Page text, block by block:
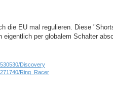
die EU mal regulieren. Diese
eigentlich per globalem Schalter
Discovery
Ring_Racer